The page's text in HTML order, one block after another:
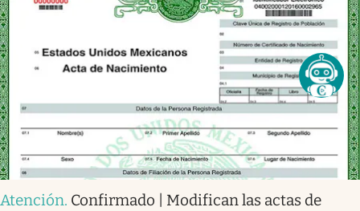
Atención. Confirmado | Modifican las actas de